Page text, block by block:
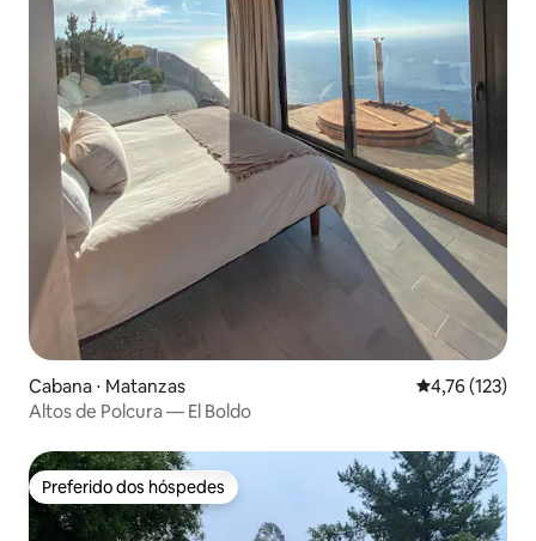
Cabana ⋅ Matanzas 4,76 de uma
4,76 (123)
Altos de Polcura — El Boldo
Preferido dos hóspedes
Preferido dos hóspedes